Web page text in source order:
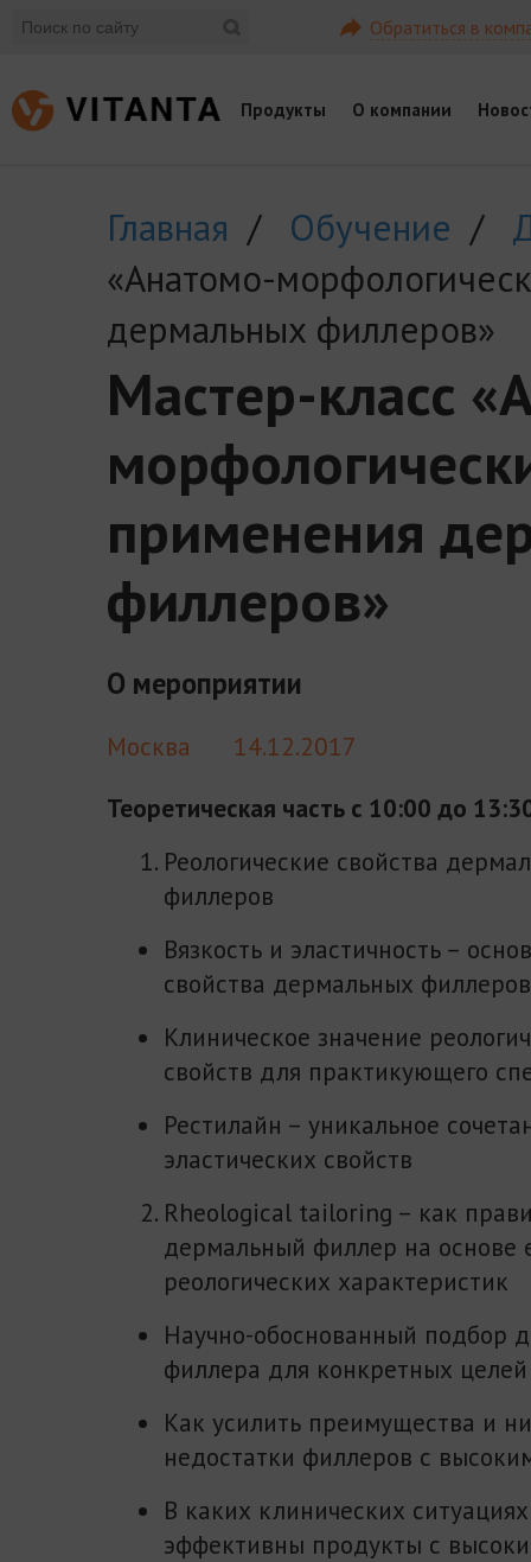
Обратиться в
Продукты О компании
Главная / Обучение /
«Анатомо-
дермальных филлеров»
Мастер-класс
применения
филлеров»
О мероприятии
Москва
14.12.2017
Теоретическая часть с 10:00 до
Реологические свойства
филлеров
Вязкость и эластичность –
свойства дермальных филлеров
Клиническое значение
свойств для практикующего
Рестилайн – уникальное
эластических свойств
Rheological tailoring – как
дермальный филлер на основе
реологических характеристик
Научно-обоснованный подбор
филлера для конкретных
Как усилить преимущества и
недостатки филлеров с
В каких клинических
эффективны продукты с